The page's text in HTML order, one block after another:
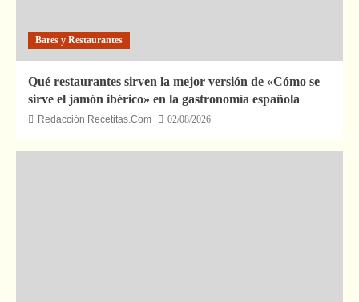
Bares y Restaurantes
Qué restaurantes sirven la mejor versión de «Cómo se
sirve el jamón ibérico» en la gastronomía española
Redacción Recetitas.Com 02/08/2026